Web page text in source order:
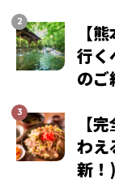
【
行く
のご
【
わ
新！)